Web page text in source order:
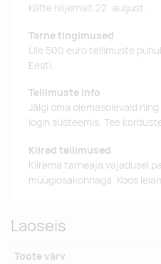
kätte hiljemalt 22. august.
Tarne tingimused
Üle 500 euro tellimuste
Eesti.
Tellimuste info
Jälgi oma olemasolevaid
login süsteemis. Tee
Kiired tellimused
Kiirema tarneaja vajadusel
müügiosakonnaga. Koos
Laoseis
Toote värv